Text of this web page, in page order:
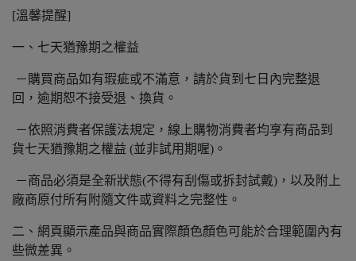
[溫馨提醒]
一、七天猶豫期之權益
－購買商品如有瑕疵或不滿意，請於貨到七日內完整退
回，逾期恕不接受退、換貨。
－依照消費者保護法規定，線上購物消費者均享有商品到
貨七天猶豫期之權益 (並非試用期喔)。
－商品必須是全新狀態(不得有刮傷或拆封試戴)，以及附上
廠商原付所有附隨文件或資料之完整性。
二、網頁顯示產品與商品實際顏色顏色可能於合理範圍內有
些微差異。